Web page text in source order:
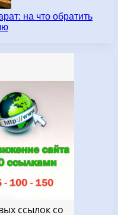
на что обратить